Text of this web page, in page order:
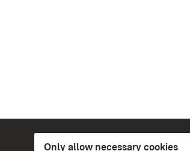
Only allow necessary cookies